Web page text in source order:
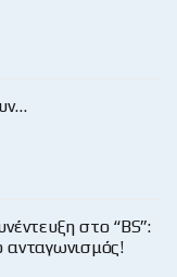
στο “BS”:
ανταγωνισμός!